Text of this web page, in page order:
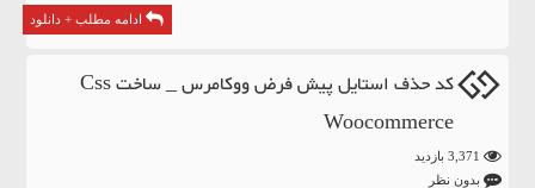
ادامه مطلب + دانلود
کد حذف استایل پیش فرض ووکامرس _ ساخت Css
Woocommerce
بدون نظر